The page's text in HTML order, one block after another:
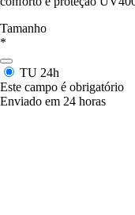
Tamanho
*
TU 24h
Este campo é obrigatório
Enviado em 24 horas